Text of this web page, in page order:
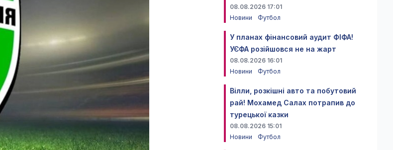
08.08.2026 17:01
Новини
Футбол
У планах фінансовий аудит ФІФА!
УЄФА розійшовся не на жарт
08.08.2026 16:01
Новини
Футбол
Вілли, розкішні авто та побутовий
рай! Мохамед Салах потрапив до
турецької казки
08.08.2026 15:01
Новини
Футбол